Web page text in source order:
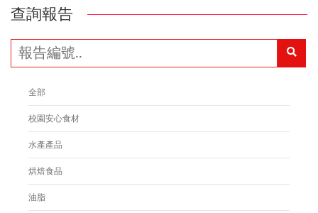
查詢報告
全部
校園安心食材
水產產品
烘焙食品
油脂